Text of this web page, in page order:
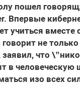
пошел
Впервые
учиться
не
что
в человеческую
изо всех